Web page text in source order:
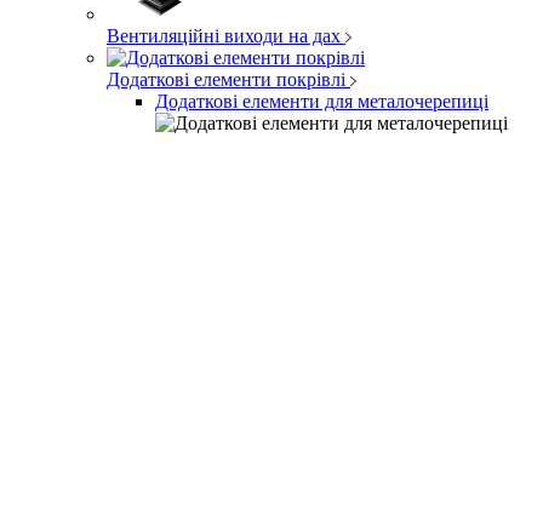
Вентиляційні виходи на дах
Додаткові елементи покрівлі
Додаткові елементи для металочерепиці